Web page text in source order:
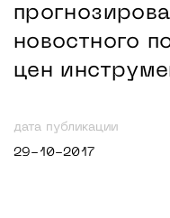
новостного
цен
дата публикации
29-10-2017